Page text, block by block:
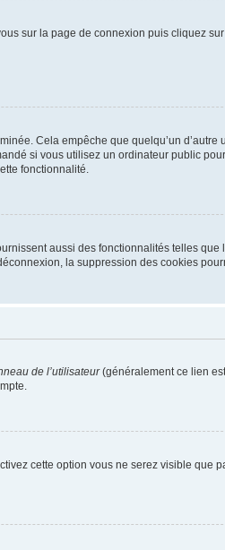
sur la page de connexion puis cliquez sur
Cela empêche que quelqu’un d’autre
si vous utilisez un ordinateur public
fonctionnalité.
aussi des fonctionnalités telles
la suppression des cookies
de l’utilisateur(généralement ce lien
cette option vous ne serez visible que